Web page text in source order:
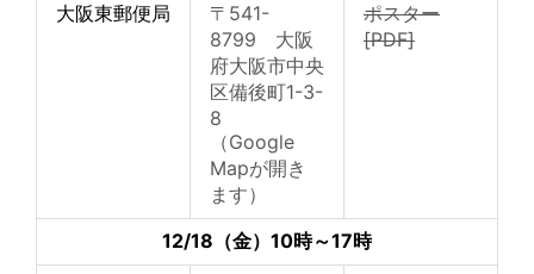
大阪東郵便局
〒541-
8799 大阪
府大阪市中央
区備後町1-3-
8
（Google
Mapが開き
ます）
ポスター
[PDF]
12/18（金）10時～17時